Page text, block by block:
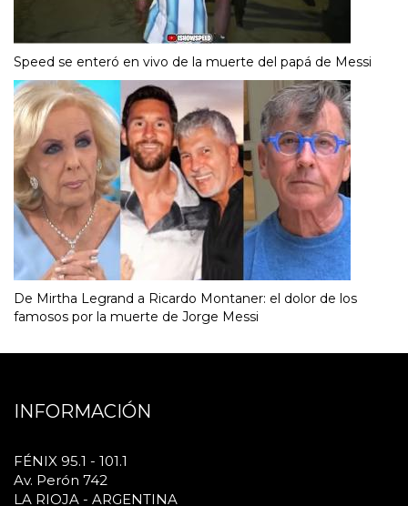
Speed se enteró en vivo de la muerte del papá de Messi
De Mirtha Legrand a Ricardo Montaner: el dolor de los
famosos por la muerte de Jorge Messi
INFORMACIÓN
FÉNIX 95.1 - 101.1
Av. Perón 742
LA RIOJA - ARGENTINA